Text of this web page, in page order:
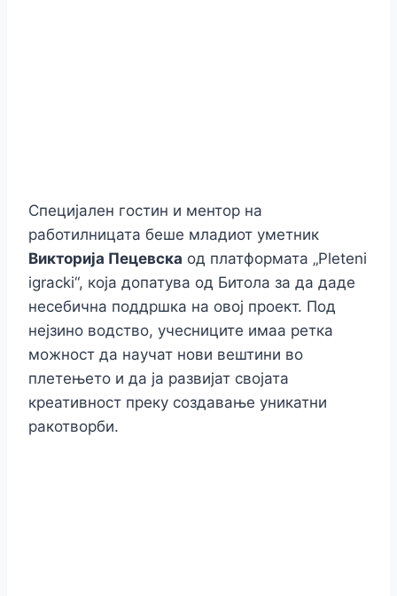
Специјален гостин и ментор на
работилницата беше младиот уметник
Викторија Пецевска од платформата „Pleteni
igracki“, која допатува од Битола за да даде
несебична поддршка на овој проект. Под
нејзино водство, учесниците имаа ретка
можност да научат нови вештини во
плетењето и да ја развијат својата
креативност преку создавање уникатни
ракотворби.